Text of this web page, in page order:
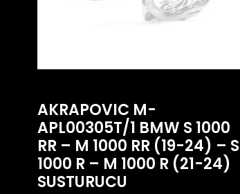
AKRAPOVIC M-
APL00305T/1 BMW S 1000
RR – M 1000 RR (19-24) – S
1000 R – M 1000 R (21-24)
SUSTURUCU